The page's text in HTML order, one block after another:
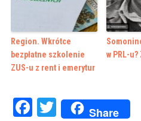
Region. Wkrótce
bezpłatne szkolenie
ZUS-u z rent i emerytur
w PRL-
Facebook
Twitter
Share